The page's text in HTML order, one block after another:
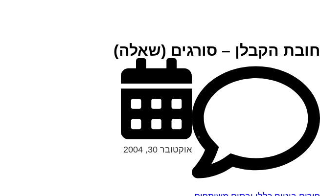
חובת הקבלן – סורגים (שאלה)
אוקטובר 30, 2004